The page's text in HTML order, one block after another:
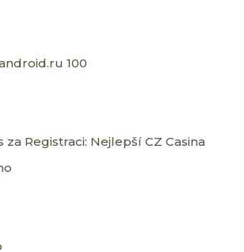
100
za Registraci: Nejlepší CZ Casina